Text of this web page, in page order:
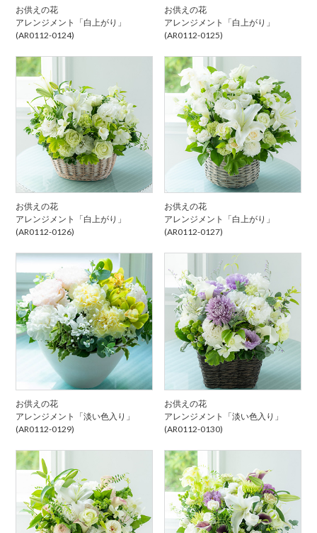
お供えの花
アレンジメント「白上がり」
(AR0112-0124)
お供えの花
アレンジメント「白上がり」
(AR0112-0125)
お供えの花
アレンジメント「白上がり」
(AR0112-0126)
お供えの花
アレンジメント「白上がり」
(AR0112-0127)
お供えの花
アレンジメント「淡い色入り」
(AR0112-0129)
お供えの花
アレンジメント「淡い色入り」
(AR0112-0130)